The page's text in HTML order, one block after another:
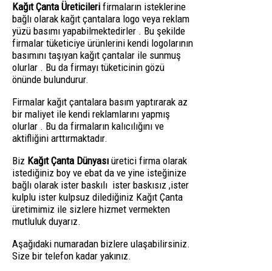
Kağıt Çanta Üreticileri firmaların isteklerine
bağlı olarak kağıt çantalara logo veya reklam
yüzü basımı yapabilmektedirler . Bu şekilde
firmalar tüketiciye ürünlerini kendi logolarının
basımını taşıyan kağıt çantalar ile sunmuş
olurlar . Bu da firmayı tüketicinin gözü
önünde bulundurur.
Firmalar kağıt çantalara basım yaptırarak az
bir maliyet ile kendi reklamlarını yapmış
olurlar . Bu da firmaların kalıcılığını ve
aktifliğini arttırmaktadır.
Biz Kağıt Çanta Dünyası üretici firma olarak
istediğiniz boy ve ebat da ve yine isteğinize
bağlı olarak ister baskılı ister baskısız ,ister
kulplu ister kulpsuz dilediğiniz Kağıt Çanta
üretimimiz ile sizlere hizmet vermekten
mutluluk duyarız.
Aşağıdaki numaradan bizlere ulaşabilirsiniz.
Size bir telefon kadar yakınız.